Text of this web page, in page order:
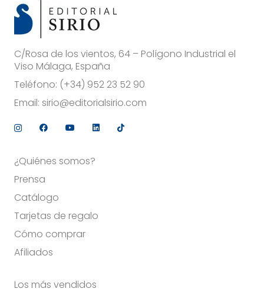
C/Rosa de los vientos, 64 – Polígono Industrial el
Viso Málaga, España
Teléfono: (+34) 952 23 52 90
Email: sirio@editorialsirio.com
¿Quiénes somos?
Prensa
Catálogo
Tarjetas de regalo
Cómo comprar
Afiliados
Los más vendidos